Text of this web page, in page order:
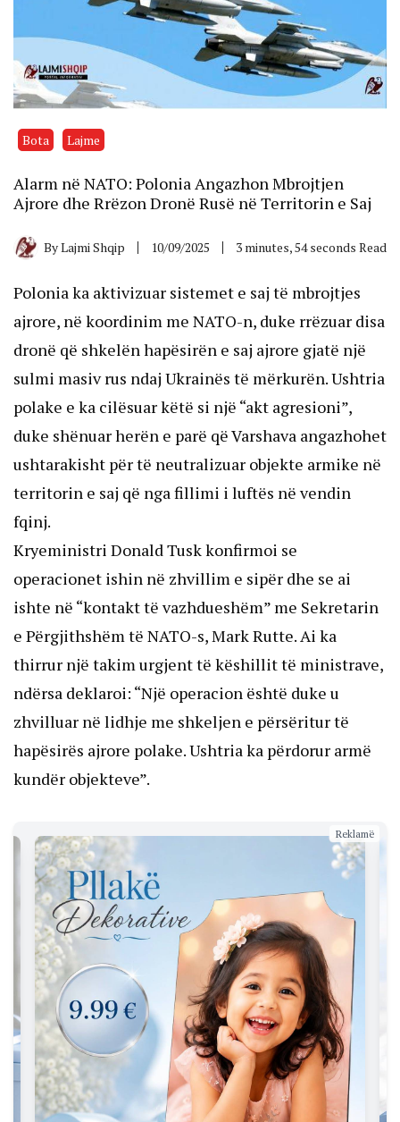
Bota Lajme
Alarm në NATO: Polonia Angazhon Mbrojtjen
Ajrore dhe Rrëzon Dronë Rusë në Territorin e Saj
ByLajmi Shqip 10/09/2025 3 minutes, 54 seconds Read
Polonia ka aktivizuar sistemet e saj të mbrojtjes
ajrore, në koordinim me NATO-n, duke rrëzuar disa
dronë që shkelën hapësirën e saj ajrore gjatë një
sulmi masiv rus ndaj Ukrainës të mërkurën. Ushtria
polake e ka cilësuar këtë si një “akt agresioni”,
duke shënuar herën e parë që Varshava angazhohet
ushtarakisht për të neutralizuar objekte armike në
territorin e saj që nga fillimi i luftës në vendin
fqinj.
Kryeministri Donald Tusk konfirmoi se
operacionet ishin në zhvillim e sipër dhe se ai
ishte në “kontakt të vazhdueshëm” me Sekretarin
e Përgjithshëm të NATO-s, Mark Rutte. Ai ka
thirrur një takim urgjent të këshillit të ministrave,
ndërsa deklaroi: “Një operacion është duke u
zhvilluar në lidhje me shkeljen e përsëritur të
hapësirës ajrore polake. Ushtria ka përdorur armë
kundër objekteve”.
Reklamë